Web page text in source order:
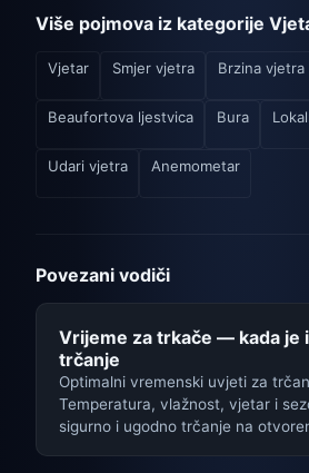
Više pojmova iz kategorije
Vjetar Smjer vjetra Brzina vjetra
Beaufortova ljestvica Bura
Udari vjetra Anemometar
Povezani vodiči
Vrijeme za trkače — kada je
trčanje
Optimalni vremenski uvjeti za
Temperatura, vlažnost, vjetar i
sigurno i ugodno trčanje na